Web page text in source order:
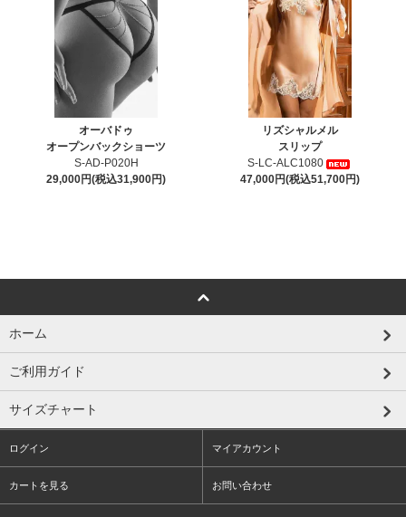
オーバドゥ
オープンバックショーツ
S-AD-P020H
29,000円(税込31,900円)
リズシャルメル
スリップ
S-LC-ALC1080
47,000円(税込51,700円)
ホーム
ご利用ガイド
サイズチャート
ログイン マイアカウント
カートを見る お問い合わせ